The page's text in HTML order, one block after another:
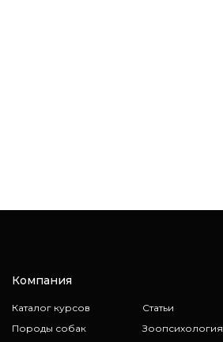
Компания
Каталог курсов
Породы собак
Статьи
Зоопсихология